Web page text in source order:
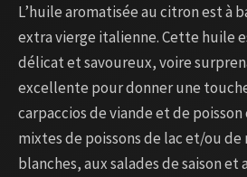
L’huile aromatisée au citron est à
extra vierge italienne. Cette huile
délicat et savoureux, voire
excellente pour donner une
carpaccios de viande et de
mixtes de poissons de lac et/ou de
blanches, aux salades de saison et